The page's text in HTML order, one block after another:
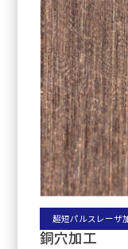
超短パルスレーザ
銅穴加工